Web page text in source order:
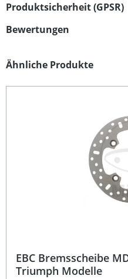
Produktsicherheit (GPSR)
Bewertungen
Produktgalerie überspringen
Ähnliche Produkte
EBC Bremsscheibe
Triumph Modelle